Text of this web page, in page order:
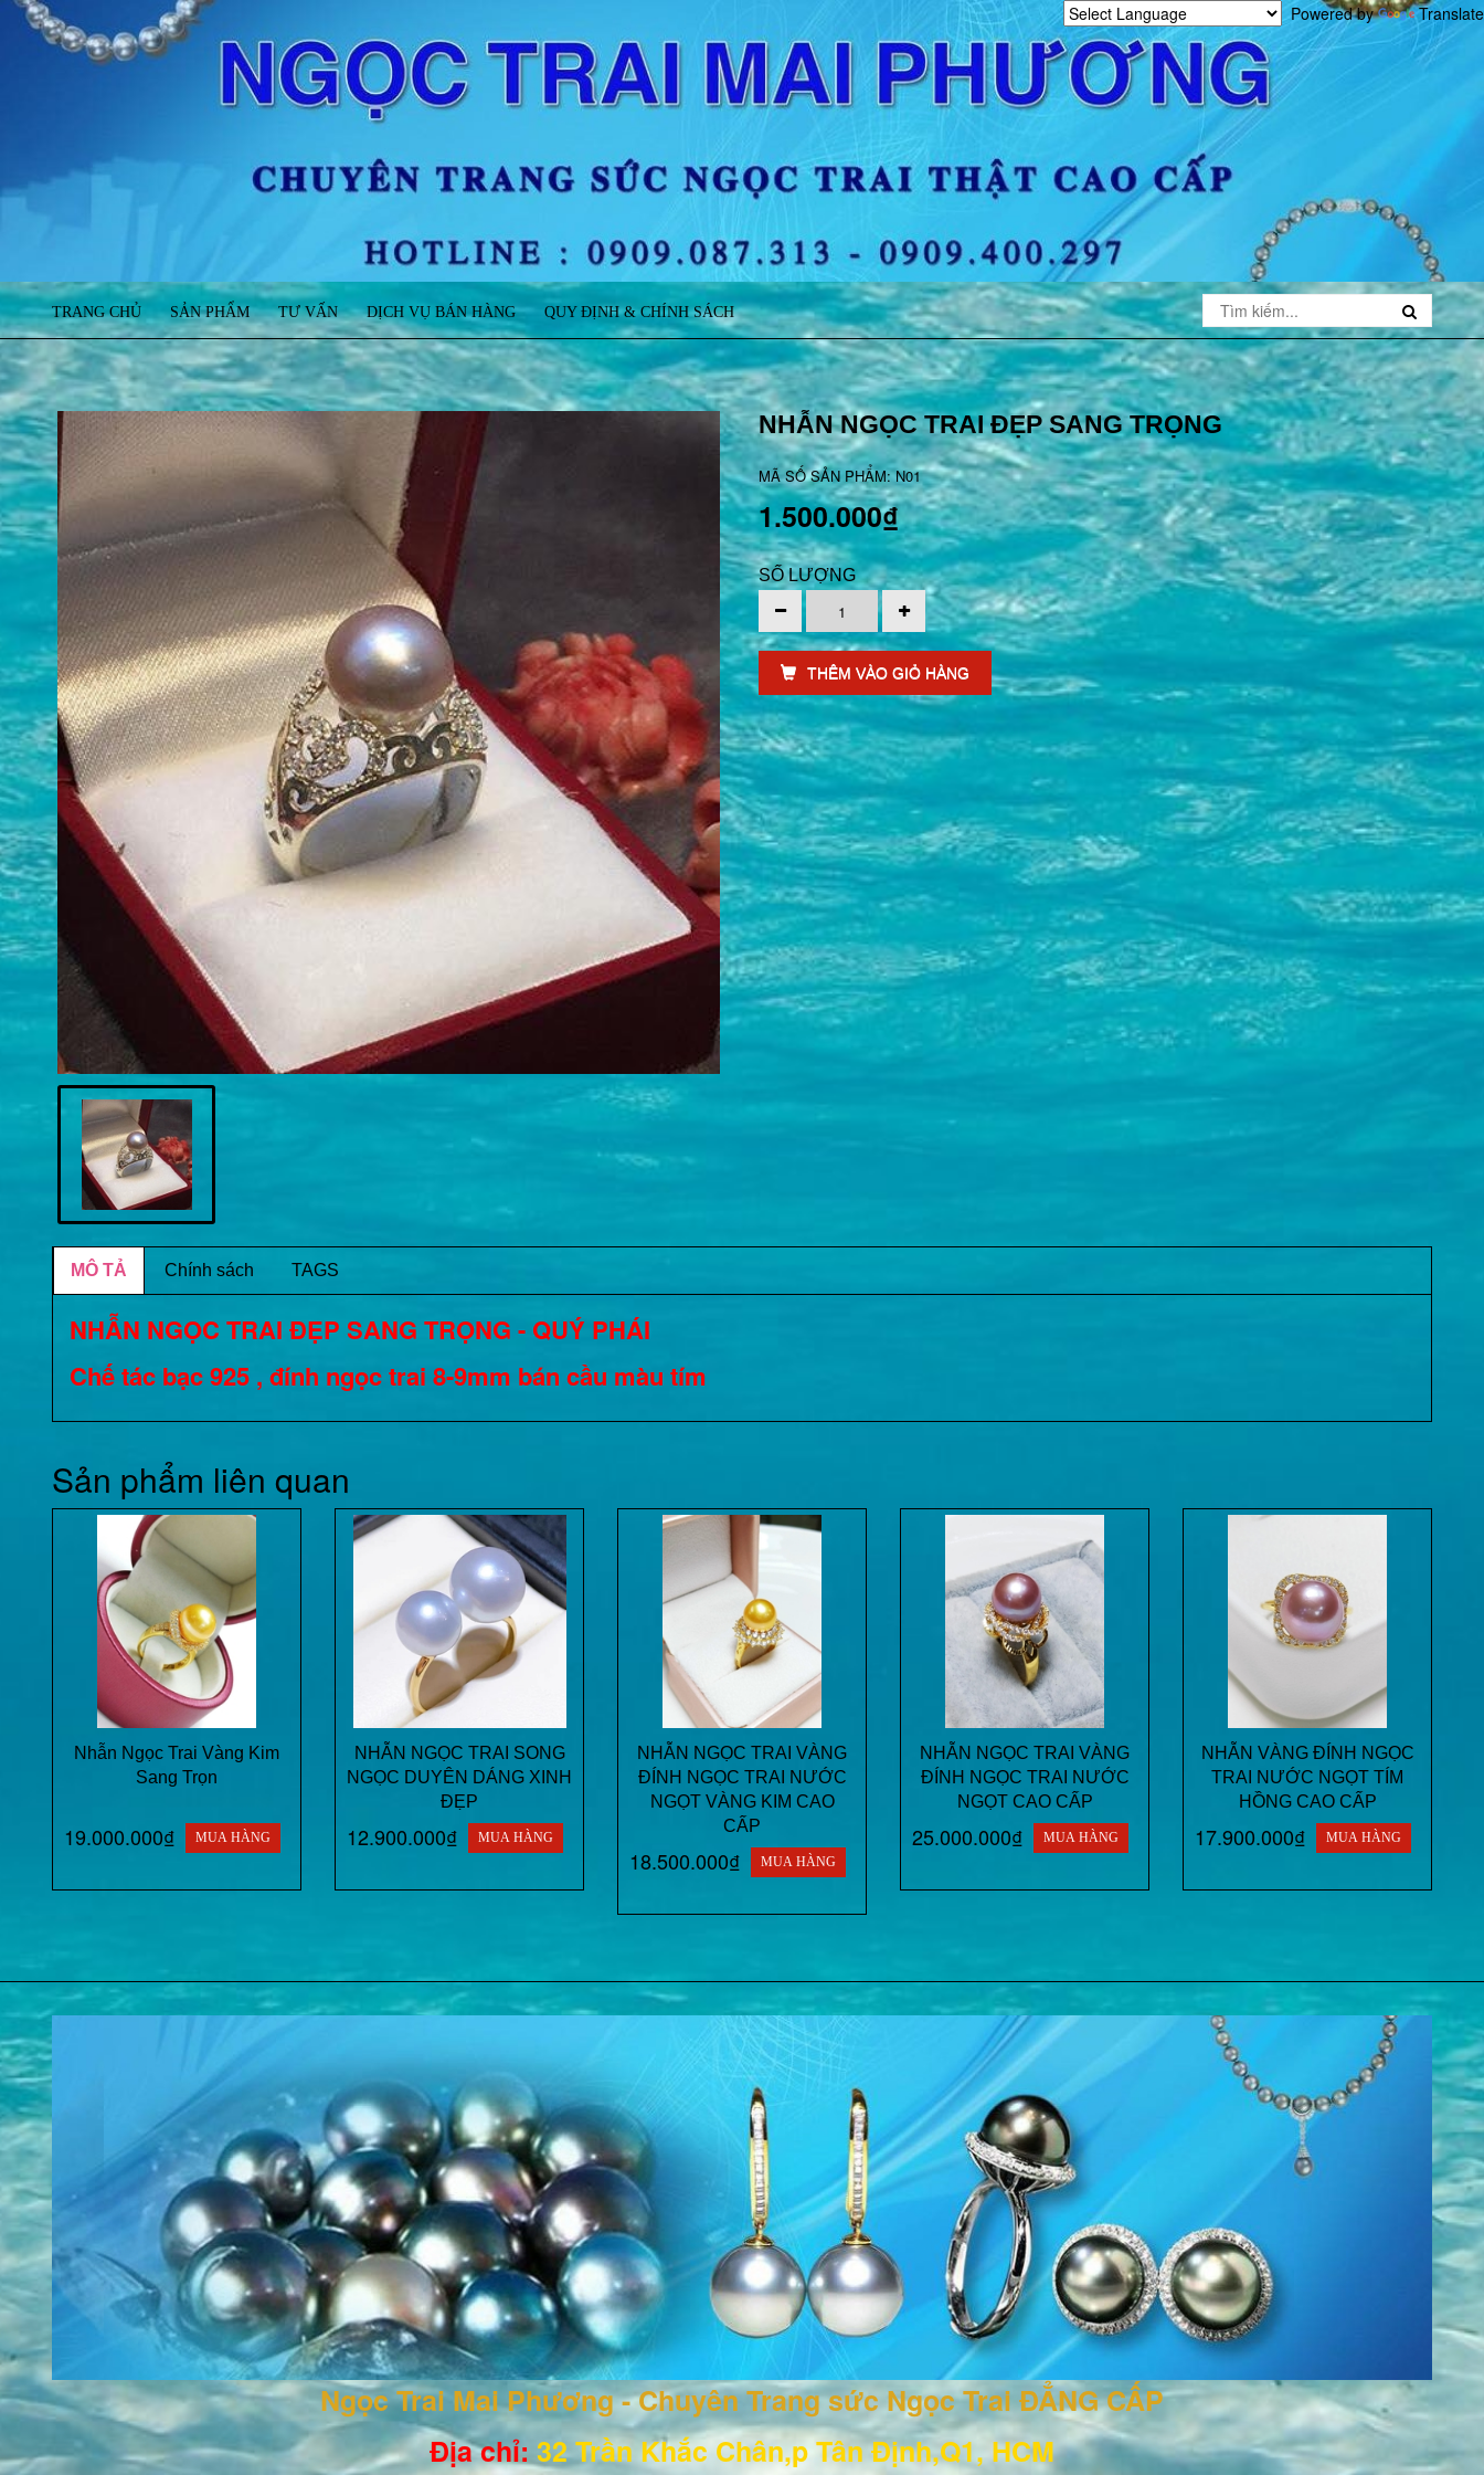
TRANG CHỦ SẢN PHẨM TƯ VẤN DỊCH VỤ BÁN HÀNG QUY ĐỊNH & CHÍNH SÁCH
Powered by Translate
NHẪN NGỌC TRAI ĐẸP SANG TRỌNG
MÃ SỐ SẢN PHẨM: N01
1.500.000₫
SỐ LƯỢNG
THÊM VÀO GIỎ HÀNG
MÔ TẢ Chính sách TAGS
NHẪN NGỌC TRAI ĐẸP SANG TRỌNG - QUÝ PHÁI
Chế tác bạc 925 , đính ngọc trai 8-9mm bán cầu màu tím
Sản phẩm liên quan
Nhẫn Ngọc Trai Vàng Kim
Sang Trọn
19.000.000₫ MUA HÀNG
NHẪN NGỌC TRAI SONG
NGỌC DUYÊN DÁNG XINH
ĐẸP
12.900.000₫ MUA HÀNG
NHẪN NGỌC TRAI VÀNG
ĐÍNH NGỌC TRAI NƯỚC
NGỌT VÀNG KIM CAO
CẤP
18.500.000₫ MUA HÀNG
NHẪN NGỌC TRAI VÀNG
ĐÍNH NGỌC TRAI NƯỚC
NGỌT CAO CẤP
25.000.000₫ MUA HÀNG
NHẪN VÀNG ĐÍNH NGỌC
TRAI NƯỚC NGỌT TÍM
HỒNG CAO CẤP
17.900.000₫ MUA HÀNG
Ngọc Trai Mai Phương - Chuyên Trang sức Ngọc Trai ĐẲNG CẤP
Địa chỉ: 32 Trần Khắc Chân,p Tân Định,Q1, HCM